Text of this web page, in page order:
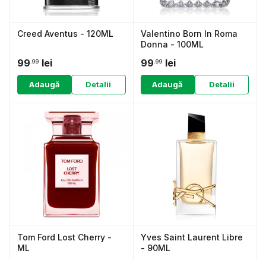
Creed Aventus - 120ML
99 .99 lei
Adaugă Detalii
Valentino Born In Roma
Donna - 100ML
99 .99 lei
Adaugă Detalii
Tom Ford Lost Cherry -
ML
Yves Saint Laurent Libre
- 90ML